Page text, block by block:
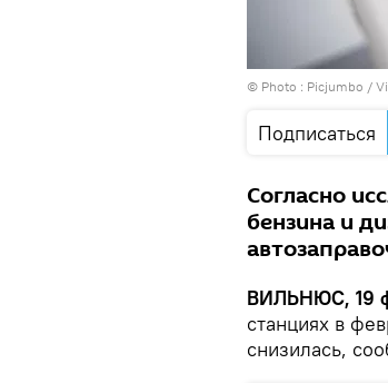
© Photo : Picjumbo /
Подписаться
Согласно
бензина и
ВИЛЬНЮС, 19
станциях в
снизилась,